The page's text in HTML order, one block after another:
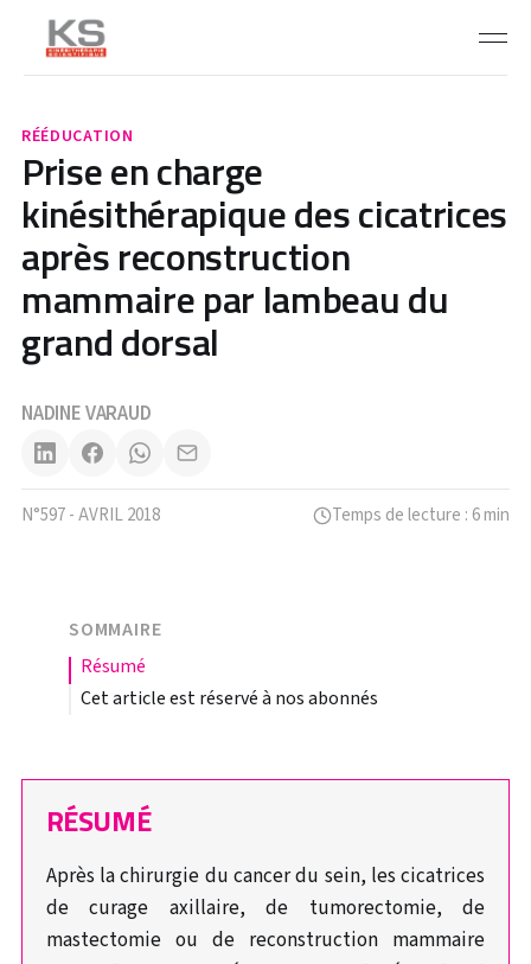
RÉÉDUCATION
Prise en charge
kinésithérapique des cicatrices
après reconstruction
mammaire par lambeau du
grand dorsal
NADINE VARAUD
N°597 - AVRIL 2018 Temps de lecture : 6 min
SOMMAIRE
résumé
Cet article est réservé à nos abonnés
RÉSUMÉ
Après la chirurgie du cancer du sein, les cicatrices
de curage axillaire, de tumorectomie, de
mastectomie ou de reconstruction mammaire